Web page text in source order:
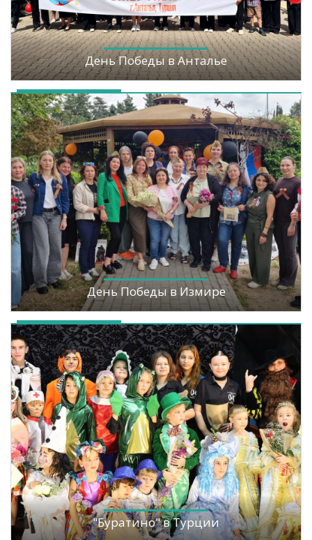
День Победы в Анталье
День Победы в Измире
"Буратино" в Турции